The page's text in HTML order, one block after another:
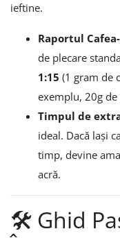
ieftine.
Raportul
de plecare
1:15 (1 gram de
exemplu, 20g
Timpul de
ideal. Dacă lași
timp, devine
acră.
🛠️ Ghid